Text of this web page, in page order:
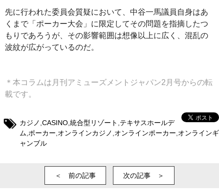
先に行われた委員会質疑において、中谷一馬議員自身はあ
くまで「ポーカー大会」に限定してその問題を指摘したつ
もりであろうが、その影響範囲は想像以上に広く、混乱の
波紋が広がっているのだ。
＊本コラムは月刊アミューズメントジャパン2月号からの転
載です。
カジノ ,CASINO,統合型リゾート ,テキサスホールデ
ム,ポーカー,オンラインカジノ ,オンラインポーカー,オンラインギ
ャンブル
＜ 前の記事 次の記事 ＞